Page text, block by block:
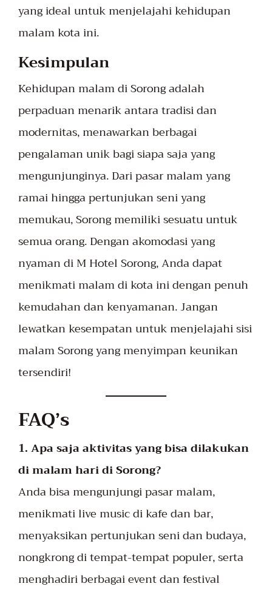
yang ideal untuk menjelajahi kehidupan
malam kota ini.
Kesimpulan
Kehidupan malam di Sorong adalah
perpaduan menarik antara tradisi dan
modernitas, menawarkan berbagai
pengalaman unik bagi siapa saja yang
mengunjunginya. Dari pasar malam yang
ramai hingga pertunjukan seni yang
memukau, Sorong memiliki sesuatu untuk
semua orang. Dengan akomodasi yang
nyaman di M Hotel Sorong, Anda dapat
menikmati malam di kota ini dengan penuh
kemudahan dan kenyamanan. Jangan
lewatkan kesempatan untuk menjelajahi sisi
malam Sorong yang menyimpan keunikan
tersendiri!
FAQ’s
1. Apa saja aktivitas yang bisa dilakukan
di malam hari di Sorong?
Anda bisa mengunjungi pasar malam,
menikmati live music di kafe dan bar,
menyaksikan pertunjukan seni dan budaya,
nongkrong di tempat-tempat populer, serta
menghadiri berbagai event dan festival